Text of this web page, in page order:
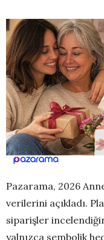
Pazarama, 2026
verilerini açıkladı.
siparişler
yalnızca sembolik